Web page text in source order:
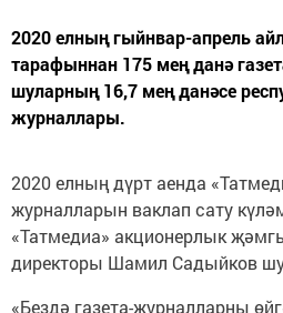
2020 елның гыйнвар-апрель
тарафыннан 175 мең данә
шуларның 16,7 мең данәсе
журналлары.
2020 елның дүрт аенда
журналларын ваклап сату
«Татмедиа» акционерлык
директоры Шамил Садыйков
«Бездә газета-журналларны